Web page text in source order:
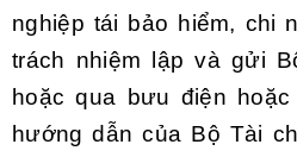
nghiệp tái bảo hiểm, chi
trách nhiệm lập và gửi
hoặc qua bưu điện
hướng dẫn của Bộ Tài